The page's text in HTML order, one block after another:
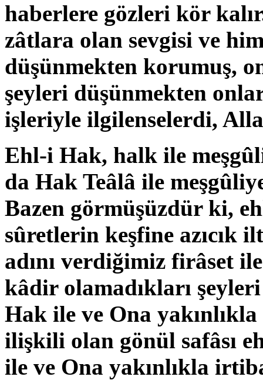
haberlere gözleri kör
zâtlara olan sevgisi ve
düşünmekten korumuş,
şeyleri düşünmekten
işleriyle ilgilenselerdi,
Ehl-i Hak, halk ile
da Hak Teâlâ ile
Bazen görmüşüzdür ki,
sûretlerin keşfine azıcık
adını verdiğimiz firâset
kâdir olamadıkları
Hak ile ve Ona
ilişkili olan gönül safâsı
ile ve Ona yakınlıkla